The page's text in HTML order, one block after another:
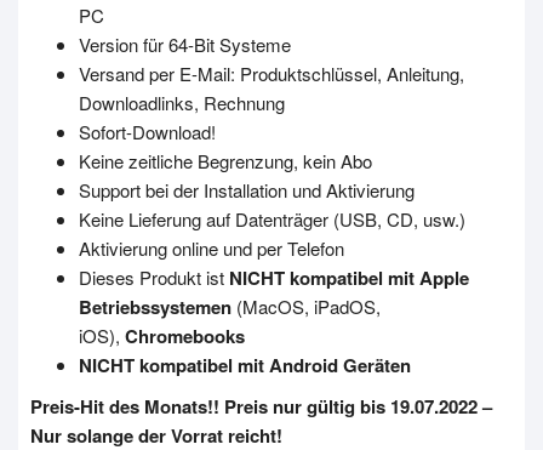
PC
Version für 64-Bit Systeme
Versand per E-Mail: Produktschlüssel, Anleitung,
Downloadlinks, Rechnung
Sofort-Download!
Keine zeitliche Begrenzung, kein Abo
Support bei der Installation und Aktivierung
Keine Lieferung auf Datenträger (USB, CD, usw.)
Aktivierung online und per Telefon
Dieses Produkt ist NICHT kompatibel mit Apple
Betriebssystemen (MacOS, iPadOS,
iOS), Chromebooks
NICHT kompatibel mit Android Geräten
Preis-Hit des Monats!! Preis nur gültig bis 19.07.2022 –
Nur solange der Vorrat reicht!